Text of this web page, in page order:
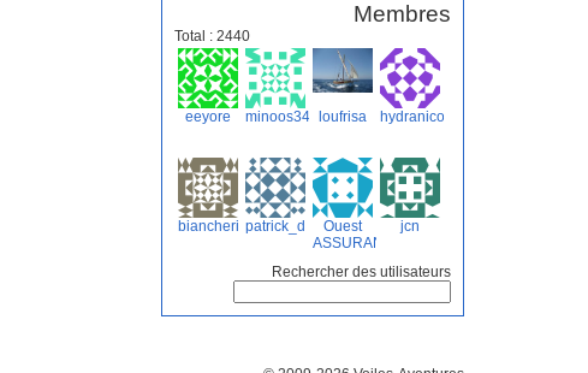
Membres
Total : 2440
eeyore minoos34 loufrisa hydranico
biancheri patrick_d
Ouest
ASSURANCES
jcn
Rechercher des utilisateurs